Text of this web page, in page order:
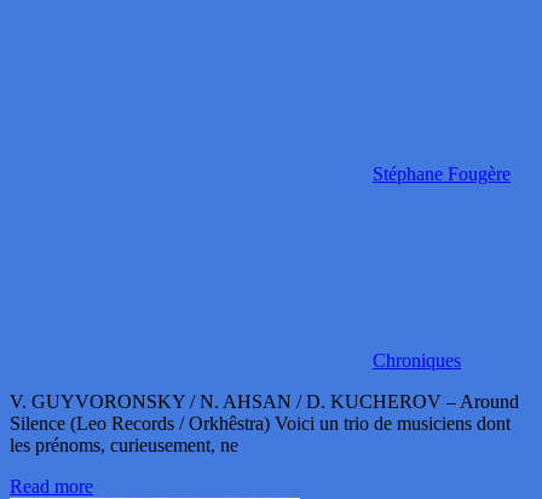
Stéphane Fougère
Chroniques
V. GUYVORONSKY / N. AHSAN / D. KUCHEROV – Around
Silence (Leo Records / Orkhêstra) Voici un trio de musiciens dont
les prénoms, curieusement, ne
Read more